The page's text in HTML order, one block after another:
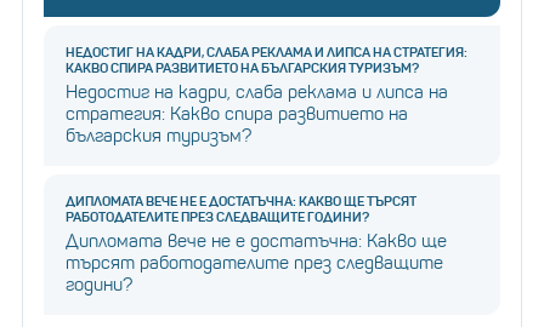
НЕДОСТИГ НА КАДРИ, СЛАБА РЕКЛАМА И ЛИПСА НА СТРАТЕГИЯ:
КАКВО СПИРА РАЗВИТИЕТО НА БЪЛГАРСКИЯ ТУРИЗЪМ?
Недостиг на кадри, слаба реклама и липса на
стратегия: Какво спира развитието на
българския туризъм?
ДИПЛОМАТА ВЕЧЕ НЕ Е ДОСТАТЪЧНА: КАКВО ЩЕ ТЪРСЯТ
РАБОТОДАТЕЛИТЕ ПРЕЗ СЛЕДВАЩИТЕ ГОДИНИ?
Дипломата вече не е достатъчна: Какво ще
търсят работодателите през следващите
години?